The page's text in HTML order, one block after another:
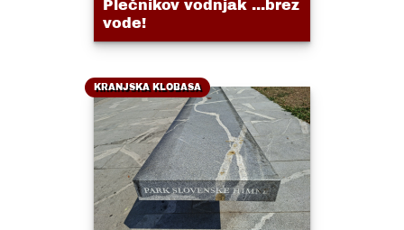
Plečnikov vodnjak ...brez
vode!
KRANJSKA KLOBASA